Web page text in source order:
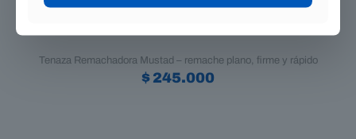
Tenaza Remachadora Mustad – remache plano, firme y rápido
$ 245.000